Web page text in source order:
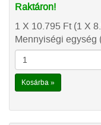
Raktáron!
1 X 10.795 Ft(1 X
Mennyiségi egység
Kosárba »